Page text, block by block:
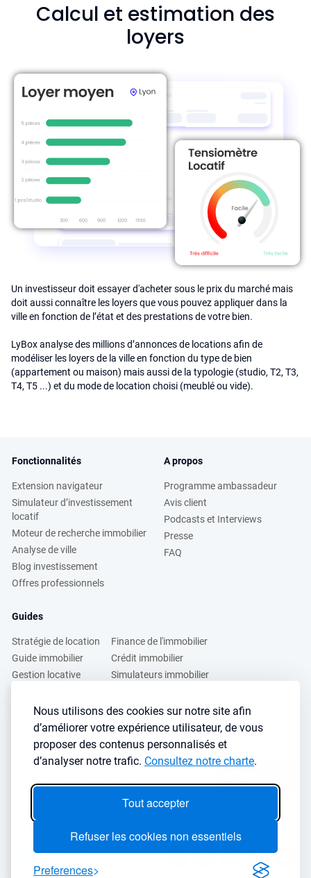
Nous utilisons des cookies sur notre site afin
d’améliorer votre expérience utilisateur, de vous
proposer des contenus personnalisés et
d’analyser notre trafic. Consultez notre charte.
Tout accepter
Refuser les cookies non essentiels
Preferences
Calcul et estimation des
loyers
Un investisseur doit essayer d'acheter sous le prix du marché mais
doit aussi connaître les loyers que vous pouvez appliquer dans la
ville en fonction de l’état et des prestations de votre bien.
LyBox analyse des millions d’annonces de locations afin de
modéliser les loyers de la ville en fonction du type de bien
(appartement ou maison) mais aussi de la typologie (studio, T2, T3,
T4, T5 ...) et du mode de location choisi (meublé ou vide).
Fonctionnalités
Extension navigateur
Simulateur d’investissement
locatif
Moteur de recherche immobilier
Analyse de ville
Blog investissement
Offres professionnels
A propos
Programme ambassadeur
Avis client
Podcasts et Interviews
Presse
FAQ
Guides
Stratégie de location
Guide immobilier
Gestion locative
Finance de l'immobilier
Crédit immobilier
Simulateurs immobilier
Vous voulez apprendre à investir dans l’immobilier ?
Inscrivez vous à notre newsletter gratuite :